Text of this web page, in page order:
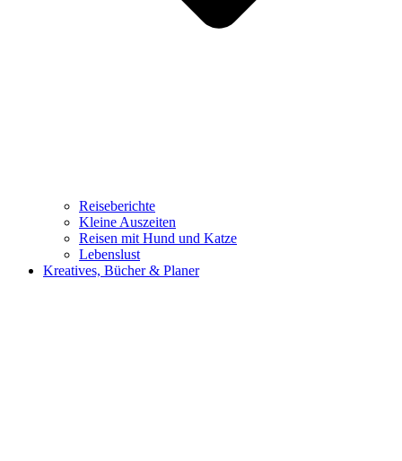
Reiseberichte
Kleine Auszeiten
Reisen mit Hund und Katze
Lebenslust
Kreatives, Bücher & Planer